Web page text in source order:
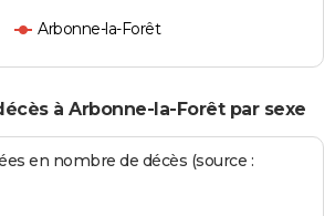
Arbonne-la-Forêt
à Arbonne-la-Forêt par sexe
en nombre de décès (source :